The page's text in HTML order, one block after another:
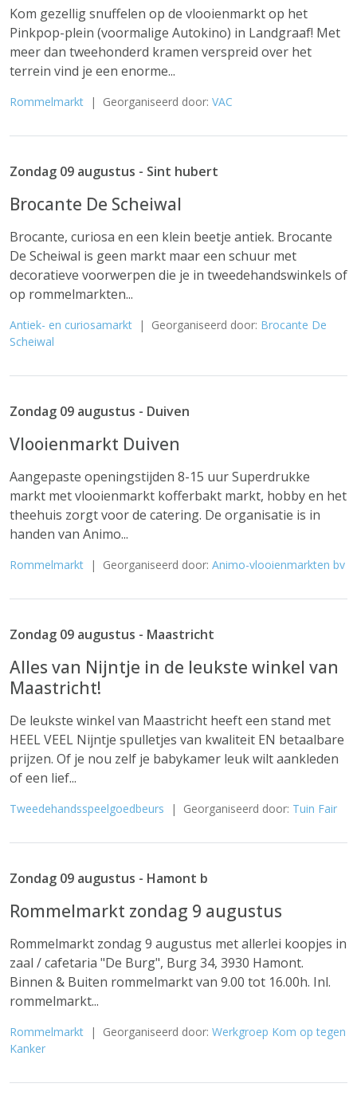
Kom gezellig snuffelen op de vlooienmarkt op het
Pinkpop-plein (voormalige Autokino) in Landgraaf! Met
meer dan tweehonderd kramen verspreid over het
terrein vind je een enorme...
Rommelmarkt | Georganiseerd door: VAC
Zondag 09 augustus - Sint hubert
Brocante De Scheiwal
Brocante, curiosa en een klein beetje antiek. Brocante
De Scheiwal is geen markt maar een schuur met
decoratieve voorwerpen die je in tweedehandswinkels of
op rommelmarkten...
Antiek- en curiosamarkt | Georganiseerd door: Brocante De
Scheiwal
Zondag 09 augustus - Duiven
Vlooienmarkt Duiven
Aangepaste openingstijden 8-15 uur Superdrukke
markt met vlooienmarkt kofferbakt markt, hobby en het
theehuis zorgt voor de catering. De organisatie is in
handen van Animo...
Rommelmarkt | Georganiseerd door: Animo-vlooienmarkten bv
Zondag 09 augustus - Maastricht
Alles van Nijntje in de leukste winkel van
Maastricht!
De leukste winkel van Maastricht heeft een stand met
HEEL VEEL Nijntje spulletjes van kwaliteit EN betaalbare
prijzen. Of je nou zelf je babykamer leuk wilt aankleden
of een lief...
Tweedehandsspeelgoedbeurs | Georganiseerd door: Tuin Fair
Zondag 09 augustus - Hamont b
Rommelmarkt zondag 9 augustus
Rommelmarkt zondag 9 augustus met allerlei koopjes in
zaal / cafetaria "De Burg", Burg 34, 3930 Hamont.
Binnen & Buiten rommelmarkt van 9.00 tot 16.00h. Inl.
rommelmarkt...
Rommelmarkt | Georganiseerd door: Werkgroep Kom op tegen
Kanker